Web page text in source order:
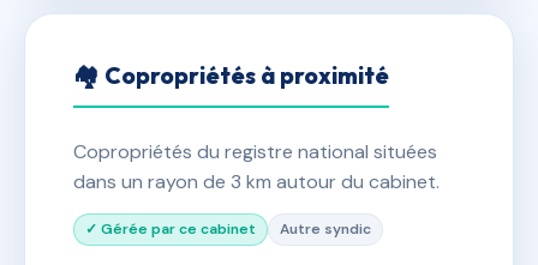
🏘 Copropriétés à proximité
Copropriétés du registre national situées
dans un rayon de 3 km autour du cabinet.
✓ Gérée par ce cabinet Autre syndic